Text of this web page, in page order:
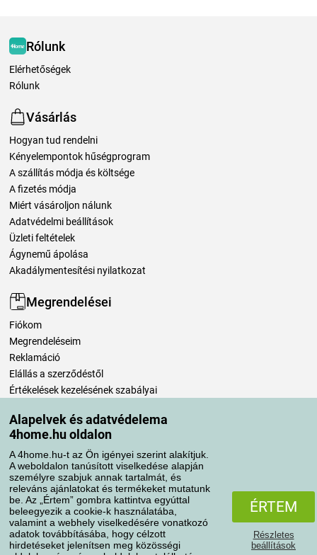
Alapelvek és adatvédelema
4home.hu oldalon
A 4home.hu-t az Ön igényei szerint alakítjuk.
A weboldalon tanúsított viselkedése alapján
személyre szabjuk annak tartalmát, és
releváns ajánlatokat és termékeket mutatunk
be. Az „Értem” gombra kattintva egyúttal
beleegyezik a cookie-k használatába,
valamint a webhely viselkedésére vonatkozó
adatok továbbításába, hogy célzott
hirdetéseket jelenítsen meg közösségi
ÉRTEM
Részletes
beállítások
Rólunk
Elérhetőségek
Rólunk
Vásárlás
Hogyan tud rendelni
Kényelempontok hűségprogram
A szállítás módja és költsége
A fizetés módja
Miért vásároljon nálunk
Adatvédelmi beállítások
Üzleti feltételek
Ágynemű ápolása
Akadálymentesítési nyilatkozat
Megrendelései
Fiókom
Megrendeléseim
Reklamáció
Elállás a szerződéstől
Értékelések kezelésének szabályai
Szállítási módok
Fizetési módok